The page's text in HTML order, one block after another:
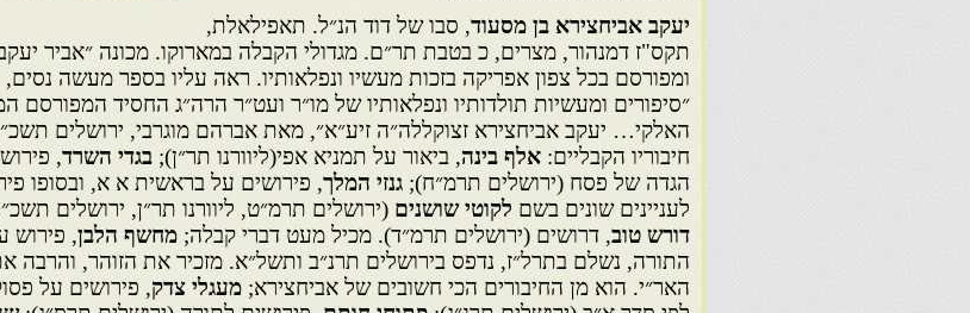
יעקב אביחצירא בן מסעוד, סבו של דוד הנ״ל. תאפילאלת,
תקס"ז דמנהור, מצרים, כ בטבת תר״ם. מגדולי הקבלה במארוקו. מכונה ״אביר
ומפורסם בכל צפון אפריקה בזכות מעשיו ונפלאותיו. ראה עליו בספר מעשה נסים,
״סיפורים ומעשיות תולדותיו ונפלאותיו של מו״ר ועט״ר הרה״ג החסיד המפורסם
האלקי… יעקב אביחצירא זצוקללה״ה זיע״א״, מאת אברהם מוגרבי, ירושלים
חיבוריו הקבליים: אלף בינה, ביאור על תמניא אפי(ליוורנו תר״ן); בגדי השרד,
הגדה של פסח (ירושלים תרמ״ח); גנזי המלך, פירושים על בראשית א א, ובסופו
לעניינים שונים בשם לקוטי שושנים (ירושלים תרמ״ט, ליוורנו תר״ן, ירושלים
דורש טוב, דרושים (ירושלים תרמ״ד). מכיל מעט דברי קבלה; מחשף הלבן, פירוש
התורה, נשלם בתרל״ז, נדפס בירושלים תרנ״ב ותשל״א. מזכיר את הזוהר, והרבה
האר״י. הוא מן החיבורים הכי חשובים של אביחצירא; מעגלי צדק, פירושים על